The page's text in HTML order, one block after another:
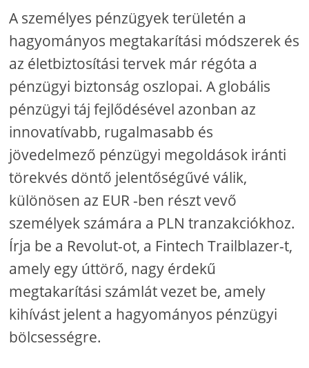
A személyes pénzügyek területén a
hagyományos megtakarítási módszerek és
az életbiztosítási tervek már régóta a
pénzügyi biztonság oszlopai. A globális
pénzügyi táj fejlődésével azonban az
innovatívabb, rugalmasabb és
jövedelmező pénzügyi megoldások iránti
törekvés döntő jelentőségűvé válik,
különösen az EUR -ben részt vevő
személyek számára a PLN tranzakciókhoz.
Írja be a Revolut-ot, a Fintech Trailblazer-t,
amely egy úttörő, nagy érdekű
megtakarítási számlát vezet be, amely
kihívást jelent a hagyományos pénzügyi
bölcsességre.